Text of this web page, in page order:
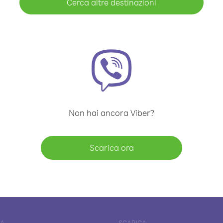
Cerca altre destinazioni
Non hai ancora Viber?
Scarica ora